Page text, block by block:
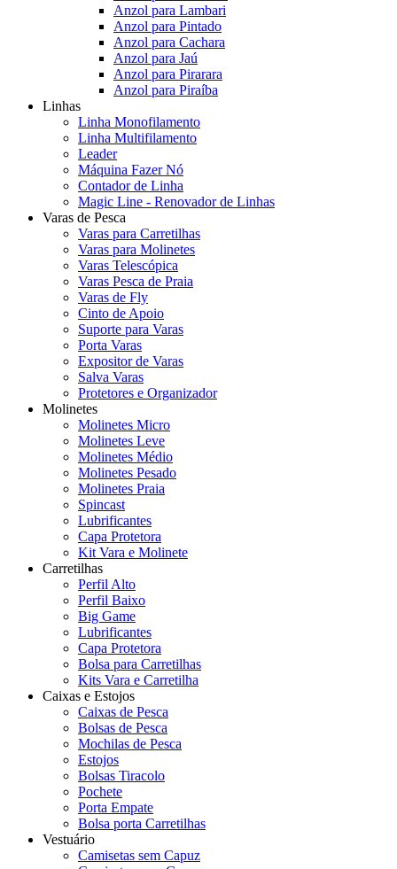
Anzol para Lambari
Anzol para Pintado
Anzol para Cachara
Anzol para Jaú
Anzol para Pirarara
Anzol para Piraíba
Linhas
Linha Monofilamento
Linha Multifilamento
Leader
Máquina Fazer Nó
Contador de Linha
Magic Line - Renovador de Linhas
Varas de Pesca
Varas para Carretilhas
Varas para Molinetes
Varas Telescópica
Varas Pesca de Praia
Varas de Fly
Cinto de Apoio
Suporte para Varas
Porta Varas
Expositor de Varas
Salva Varas
Protetores e Organizador
Molinetes
Molinetes Micro
Molinetes Leve
Molinetes Médio
Molinetes Pesado
Molinetes Praia
Spincast
Lubrificantes
Capa Protetora
Kit Vara e Molinete
Carretilhas
Perfil Alto
Perfil Baixo
Big Game
Lubrificantes
Capa Protetora
Bolsa para Carretilhas
Kits Vara e Carretilha
Caixas e Estojos
Caixas de Pesca
Bolsas de Pesca
Mochilas de Pesca
Estojos
Bolsas Tiracolo
Pochete
Porta Empate
Bolsa porta Carretilhas
Vestuário
Camisetas sem Capuz